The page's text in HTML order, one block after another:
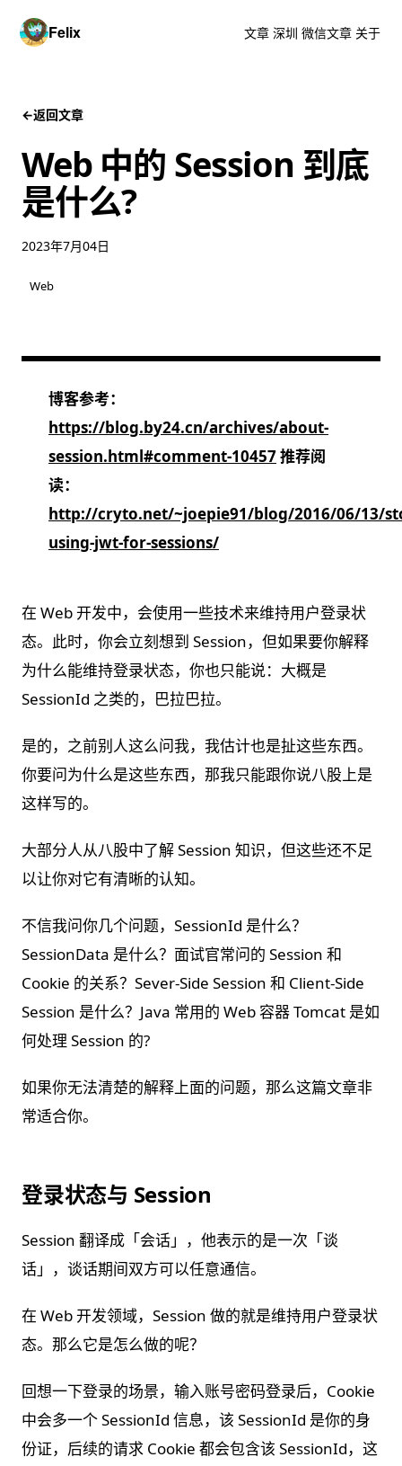
Felix 文章 深圳 微信文章 关于
←返回文章
Web 中的 Session 到底
是什么?
2023年7月04日
Web
博客参考：
https://blog.by24.cn/archives/about-
session.html#comment-10457推荐阅
读：
http://cryto.net/~joepie91/blog/2016/06/13/
using-jwt-for-sessions/
在 Web 开发中，会使用一些技术来维持用户登录状
态。此时，你会立刻想到 Session，但如果要你解释
为什么能维持登录状态，你也只能说：大概是
SessionId 之类的，巴拉巴拉。
是的，之前别人这么问我，我估计也是扯这些东西。
你要问为什么是这些东西，那我只能跟你说八股上是
这样写的。
大部分人从八股中了解 Session 知识，但这些还不足
以让你对它有清晰的认知。
不信我问你几个问题，SessionId 是什么？
SessionData 是什么？面试官常问的 Session 和
Cookie 的关系？Sever-Side Session 和 Client-Side
Session 是什么？Java 常用的 Web 容器 Tomcat 是如
何处理 Session 的?
如果你无法清楚的解释上面的问题，那么这篇文章非
常适合你。
登录状态与 Session
Session 翻译成「会话」，他表示的是一次「谈
话」，谈话期间双方可以任意通信。
在 Web 开发领域，Session 做的就是维持用户登录状
态。那么它是怎么做的呢？
回想一下登录的场景，输入账号密码登录后，Cookie
中会多一个 SessionId 信息，该 SessionId 是你的身
份证，后续的请求 Cookie 都会包含该 SessionId，这